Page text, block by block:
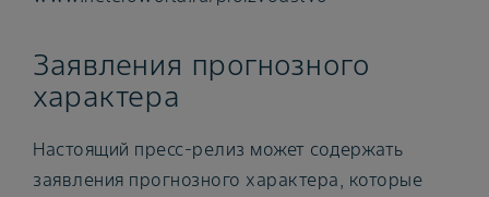
Заявления прогнозного
характера
Настоящий пресс-релиз может содержать
заявления прогнозного характера, которые